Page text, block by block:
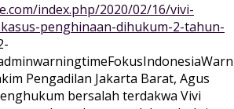
index.php/2020/02/16/vivi-
penghinaan-dihukum-2-tahun-
FokusIndonesia
Pengadilan Jakarta Barat, Agus
bersalah terdakwa Vivi